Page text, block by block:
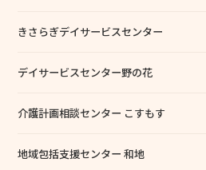
きさらぎデイサービスセンター
デイサービスセンター野の花
介護計画相談センター こすもす
地域包括支援センター 和地